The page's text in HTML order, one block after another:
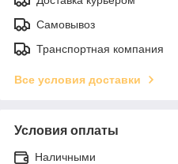
Самовывоз
Транспортная компания
Все условия доставки
Условия оплаты
Наличными